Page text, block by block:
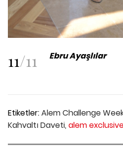
11/11 Ebru Ayaşlılar
Etiketler:Alem Challenge
Kahvaltı Daveti, alem